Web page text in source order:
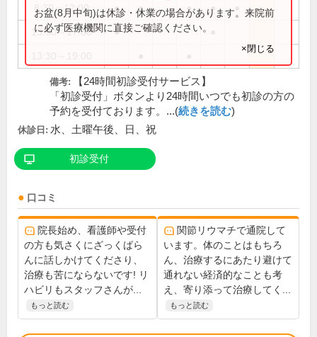
8:30～12:00 ● ● ● ●
13:30～17:00 ●
お盆(8月中旬)は休診・休業の場合があります。来院前
に必ず医療機関に直接ご確認ください。
×閉じる
備考:
【24時間初診受付サービス】
「初診受付」ボタンより24時間いつでも初診の方の
予約を受付ております。...(続きを読む)
休診日: 水、土曜午後、日、祝
初診受付
口コミ
院長始め、看護師や受付
の方も気さくにざっくばら
んに話しかけてくださり、
治療も苦にならないです! リ
ハビリもスタッフさんが...
もっと読む
関節リウマチで通院して
います。体のことはもちろ
ん、治療するにあたり避けて
通れない経済的なことも考
え、寄り添って治療してく...
もっと読む